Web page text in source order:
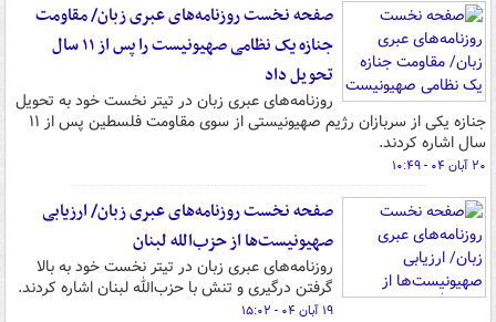
صفحه نخست روزنامه‌های عبری زبان/ مقاومت
جنازه یک نظامی صهیونیست‌ را پس از ۱۱ سال
تحویل داد
روزنامه‌های عبری زبان در تیتر نخست خود به تحویل
جنازه یکی از سربازان رژیم صهیونیستی از سوی مقاومت فلسطین پس از ۱۱
سال اشاره کردند.
۲۰ آبان ۰۴ - ۱۰:۴۹
صفحه نخست روزنامه‌های عبری زبان/ ارزیابی
صهیونیست‌ها از حزب‌الله لبنان
روزنامه‌های عبری زبان در تیتر نخست خود به بالا
گرفتن درگیری و تنش با حزب‌الله لبنان اشاره کردند.
۱۹ آبان ۰۴ - ۱۵:۰۲